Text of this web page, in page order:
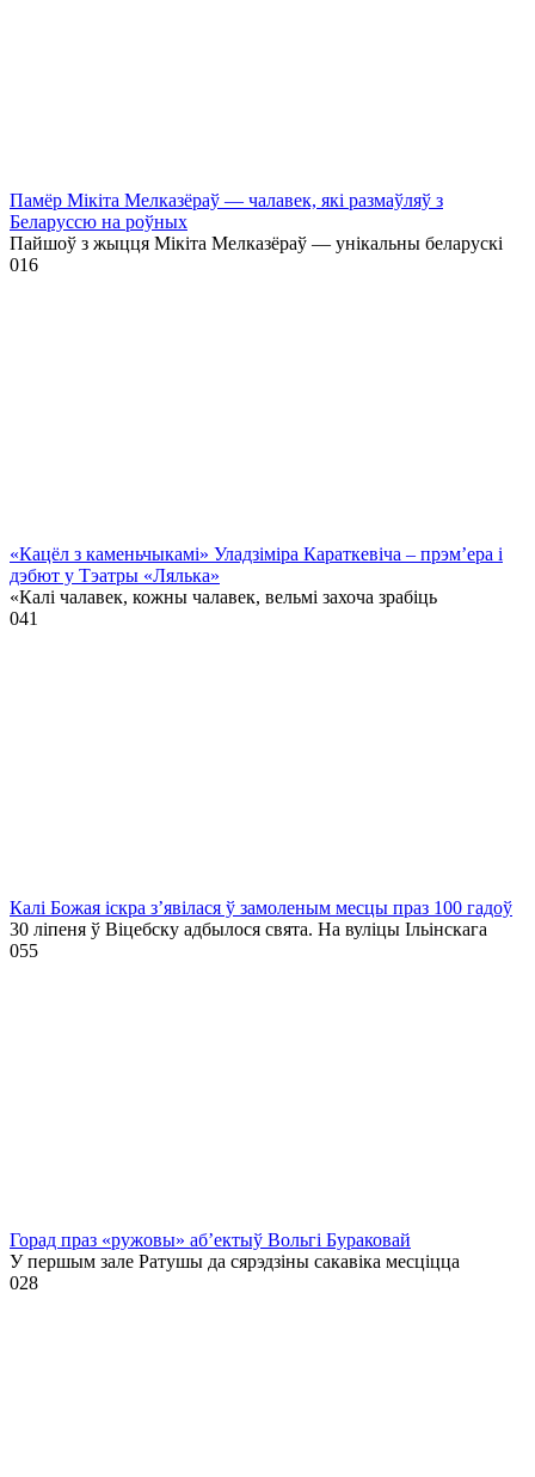
Памёр Мікіта Мелказёраў — чалавек, які размаўляў з
Беларуссю на роўных
Пайшоў з жыцця Мікіта Мелказёраў — унікальны беларускі
016
«Кацёл з каменьчыкамі» Уладзіміра Караткевіча – прэм’ера і
дэбют у Тэатры «Лялька»
«Калі чалавек, кожны чалавек, вельмі захоча зрабіць
041
Калі Божая іскра з’явілася ў замоленым месцы праз 100 гадоў
30 ліпеня ў Віцебску адбылося свята. На вуліцы Ільінскага
055
Горад праз «ружовы» аб’ектыў Вольгі Бураковай
У першым зале Ратушы да сярэдзіны сакавіка месціцца
028